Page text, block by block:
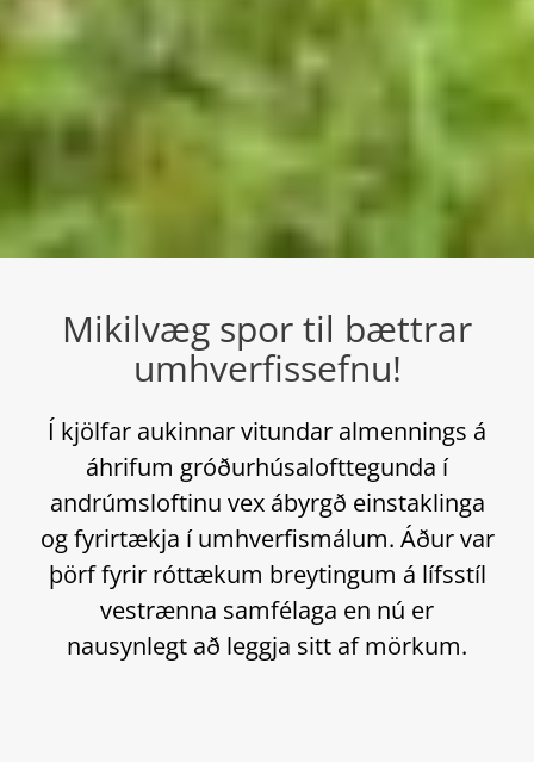
Mikilvæg spor til bættrar
umhverfissefnu!
Í kjölfar aukinnar vitundar almennings á
áhrifum gróðurhúsalofttegunda í
andrúmsloftinu vex ábyrgð einstaklinga
og fyrirtækja í umhverfismálum. Áður var
þörf fyrir róttækum breytingum á lífsstíl
vestrænna samfélaga en nú er
nausynlegt að leggja sitt af mörkum.